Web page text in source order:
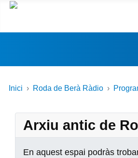
Inici Roda de Berà Ràdio
Arxiu antic de
En aquest espai podràs